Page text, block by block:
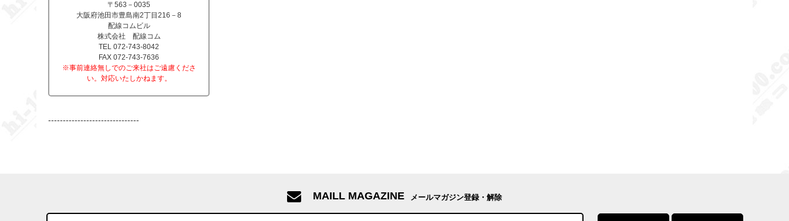
〒563－0035
大阪府池田市豊島南2丁目216－8
配線コムビル
株式会社 配線コム
TEL 072-743-8042
FAX 072-743-7636
※事前連絡無しでのご来社はご遠慮くださ
い。対応いたしかねます。
-------------------------------
MAILL MAGAZINE メールマガジン登録・解除